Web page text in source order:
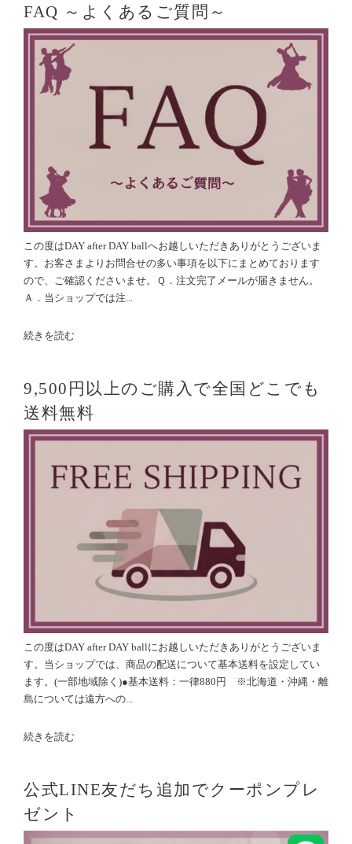
FAQ ～よくあるご質問～
この度はDAY after DAY ballへお越しいただきありがとうございま
す。お客さまよりお問合せの多い事項を以下にまとめております
ので、ご確認くださいませ。Ｑ．注文完了メールが届きません。
Ａ．当ショップでは注...
続きを読む
9,500円以上のご購入で全国どこでも
送料無料
この度はDAY after DAY ballにお越しいただきありがとうございま
す。当ショップでは、商品の配送について基本送料を設定してい
ます。(一部地域除く)●基本送料：一律880円 ※北海道・沖縄・離
島については遠方への...
続きを読む
公式LINE友だち追加でクーポンプレ
ゼント